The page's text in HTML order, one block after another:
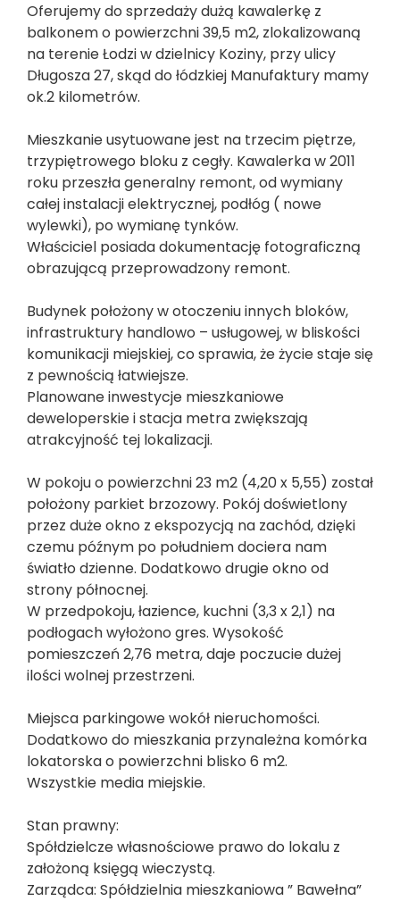
Oferujemy do sprzedaży dużą kawalerkę z
balkonem o powierzchni 39,5 m2, zlokalizowaną
na terenie Łodzi w dzielnicy Koziny, przy ulicy
Długosza 27, skąd do łódzkiej Manufaktury mamy
ok.2 kilometrów.
Mieszkanie usytuowane jest na trzecim piętrze,
trzypiętrowego bloku z cegły. Kawalerka w 2011
roku przeszła generalny remont, od wymiany
całej instalacji elektrycznej, podłóg ( nowe
wylewki), po wymianę tynków.
Właściciel posiada dokumentację fotograficzną
obrazującą przeprowadzony remont.
Budynek położony w otoczeniu innych bloków,
infrastruktury handlowo – usługowej, w bliskości
komunikacji miejskiej, co sprawia, że życie staje się
z pewnością łatwiejsze.
Planowane inwestycje mieszkaniowe
deweloperskie i stacja metra zwiększają
atrakcyjność tej lokalizacji.
W pokoju o powierzchni 23 m2 (4,20 x 5,55) został
położony parkiet brzozowy. Pokój doświetlony
przez duże okno z ekspozycją na zachód, dzięki
czemu późnym po południem dociera nam
światło dzienne. Dodatkowo drugie okno od
strony północnej.
W przedpokoju, łazience, kuchni (3,3 x 2,1) na
podłogach wyłożono gres. Wysokość
pomieszczeń 2,76 metra, daje poczucie dużej
ilości wolnej przestrzeni.
Miejsca parkingowe wokół nieruchomości.
Dodatkowo do mieszkania przynależna komórka
lokatorska o powierzchni blisko 6 m2.
Wszystkie media miejskie.
Stan prawny:
Spółdzielcze własnościowe prawo do lokalu z
założoną księgą wieczystą.
Zarządca: Spółdzielnia mieszkaniowa ” Bawełna”